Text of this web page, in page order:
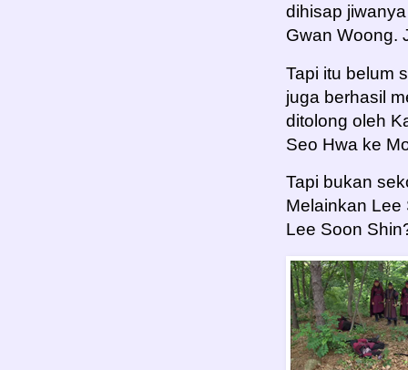
dihisap
Gwan Woong.
Tapi itu belum
juga berhasil
ditolong oleh
Seo Hwa ke
Tapi bukan
Melainkan Lee
Lee Soon